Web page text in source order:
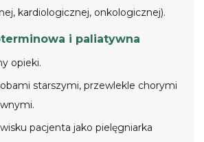
kardiologicznej, onkologicznej).
i paliatywna
opieki.
starszymi, przewlekle chorymi
pacjenta jako pielęgniarka